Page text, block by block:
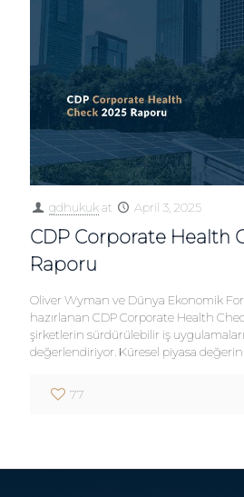
gdhukukat April 3, 2025
CDP Corporate Health
Raporu
Oliver Wyman ve Dünya Ekonomik
hazırlanan CDP Corporate Health
şirketlerin sürdürülebilir iş
değerlendiriyor. Küresel piyasa
77